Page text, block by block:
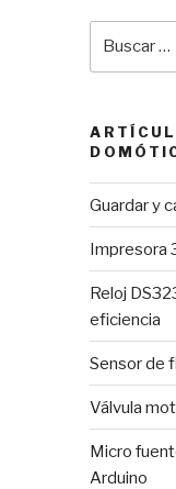
Guardar y
Impresora
Reloj
eficiencia
Sensor de
Válvula
Micro
Arduino